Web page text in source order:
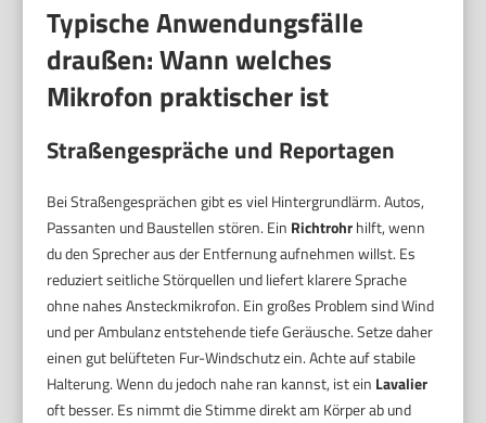
Typische Anwendungsfälle
draußen: Wann welches
Mikrofon praktischer ist
Straßengespräche und Reportagen
Bei Straßengesprächen gibt es viel Hintergrundlärm. Autos,
Passanten und Baustellen stören. Ein Richtrohrhilft, wenn
du den Sprecher aus der Entfernung aufnehmen willst. Es
reduziert seitliche Störquellen und liefert klarere Sprache
ohne nahes Ansteckmikrofon. Ein großes Problem sind Wind
und per Ambulanz entstehende tiefe Geräusche. Setze daher
einen gut belüfteten Fur-Windschutz ein. Achte auf stabile
Halterung. Wenn du jedoch nahe ran kannst, ist ein Lavalier
oft besser. Es nimmt die Stimme direkt am Körper ab und